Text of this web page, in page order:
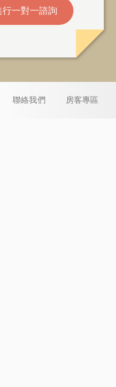
一對一諮詢
聯絡我們 房客專區